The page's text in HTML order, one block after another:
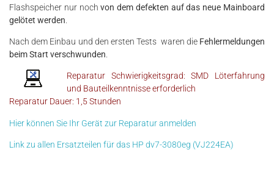
Flashspeicher nur nochvon dem defekten auf das neue Mainboard
gelötet werden
Nach dem Einbau und den ersten Tests waren die Fehlermeldungen
beim Start verschwunden
Reparatur Schwierigkeitsgrad: SMD Löterfahrung
und Bauteilkenntnisse erforderlich
Reparatur Dauer: 1,5 Stunden
Hier können Sie Ihr Gerät zur Reparatur anmelden
Link zu allen Ersatzteilen für das HP dv7-3080eg (VJ224EA)